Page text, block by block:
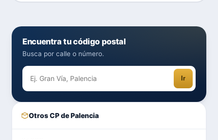
Encuentra tu código postal
Busca por calle o número.
Ir
Otros CP de Palencia